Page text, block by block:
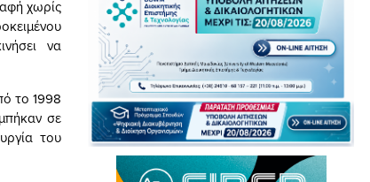
χωρίς
να
το 1998
σε
του